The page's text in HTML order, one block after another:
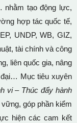
nhằm tạo động lực,
hợp tác quốc tế,
UNDP, WB, GIZ,
tài chính và công
liên quốc gia, nâng
Mục tiêu xuyên
vi – Thúc đẩy hành
góp phần kiểm
hiện các cam kết